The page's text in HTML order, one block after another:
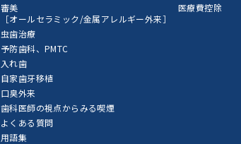
審美
［オールセラミック/金属アレルギー外来］
虫歯治療
予防歯科、PMTC
入れ歯
自家歯牙移植
口臭外来
歯科医師の視点からみる喫煙
よくある質問
用語集
医療費控除